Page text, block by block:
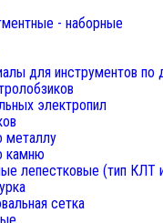
- наборные
для инструментов по
электропил
металлу
камню
лепестковые (тип КЛТ
сетка